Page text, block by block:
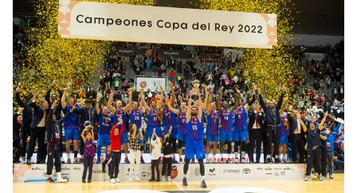
La Masia
Servicios Médicos
Accesibilidad
Acreditaciones
Instalaciones
Anterior
label.aria.chevronleft